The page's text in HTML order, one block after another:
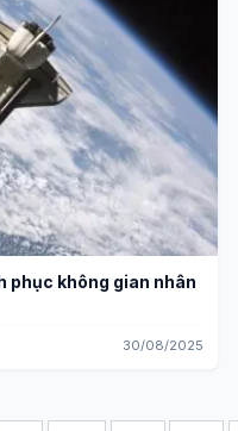
phục không gian nhân
30/08/2025